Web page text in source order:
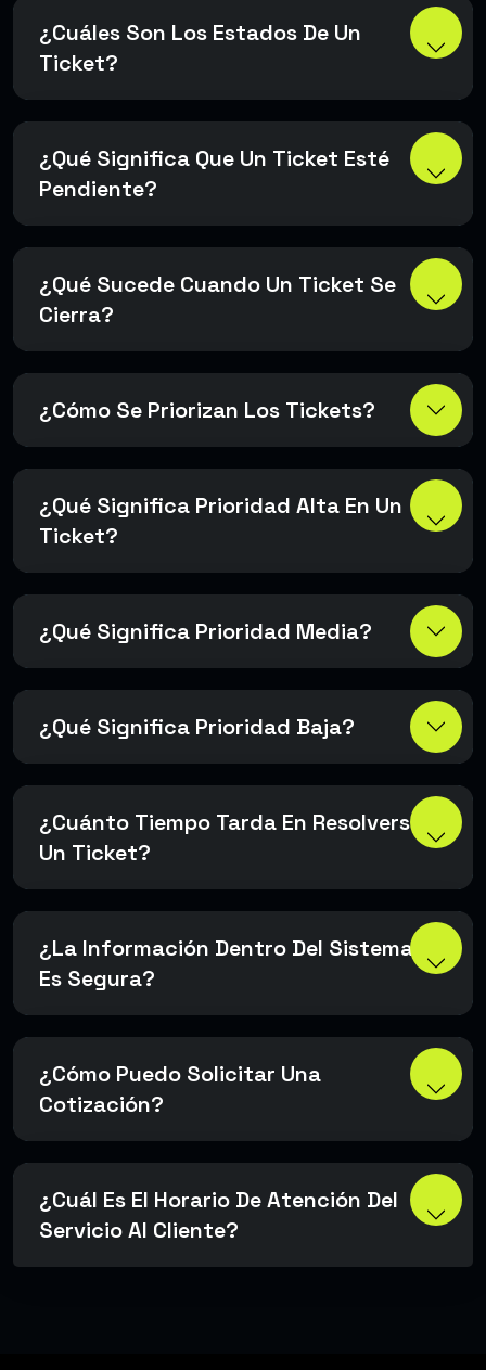
¿Cuáles Son Los Estados De Un
Ticket?
¿Qué Significa Que Un Ticket Esté
Pendiente?
¿Qué Sucede Cuando Un Ticket Se
Cierra?
¿Cómo Se Priorizan Los Tickets?
¿Qué Significa Prioridad Alta En Un
Ticket?
¿Qué Significa Prioridad Media?
¿Qué Significa Prioridad Baja?
¿Cuánto Tiempo Tarda En Resolverse
Un Ticket?
¿La Información Dentro Del Sistema
Es Segura?
¿Cómo Puedo Solicitar Una
Cotización?
¿Cuál Es El Horario De Atención Del
Servicio Al Cliente?